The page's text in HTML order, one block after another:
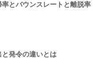
率とバウンスレートと離脱率
と発令の違いとは